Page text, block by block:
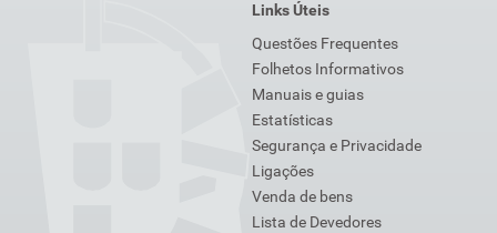
Links Úteis
Questões Frequentes
Folhetos Informativos
Manuais e guias
Estatísticas
Segurança e Privacidade
Ligações
Venda de bens
Lista de Devedores